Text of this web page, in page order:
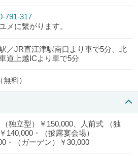
791-317
メに繋がります。
／JR直江津駅南口より車で5分、北
道上越ICより車で5分
無料）
独立型）￥150,000、人前式 （独
140,000・（披露宴会場）
・（ガーデン）￥30,000